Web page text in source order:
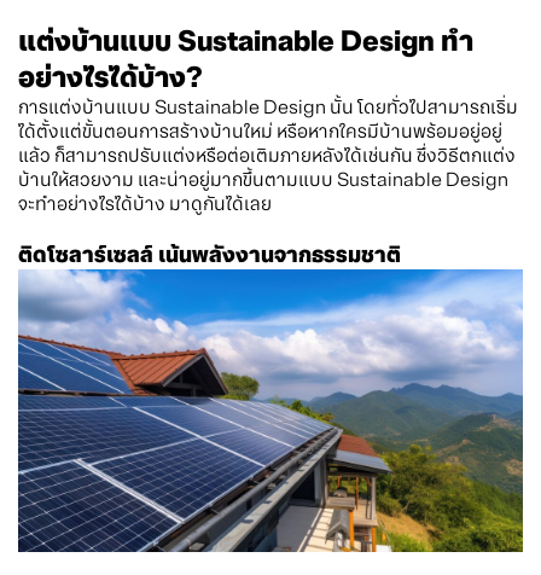
แต่งบ้านแบบ Sustainable Design ทำ
อย่างไรได้บ้าง?
การแต่งบ้านแบบ Sustainable Design นั้น โดยทั่วไปสามารถเริ่ม
ได้ตั้งแต่ขั้นตอนการสร้างบ้านใหม่ หรือหากใครมีบ้านพร้อมอยู่อยู่
แล้ว ก็สามารถปรับแต่งหรือต่อเติมภายหลังได้เช่นกัน ซึ่งวิธีตกแต่ง
บ้านให้สวยงาม และน่าอยู่มากขึ้นตามแบบ Sustainable Design
จะทำอย่างไรได้บ้าง มาดูกันได้เลย
ติดโซลาร์เซลล์ เน้นพลังงานจากธรรมชาติ